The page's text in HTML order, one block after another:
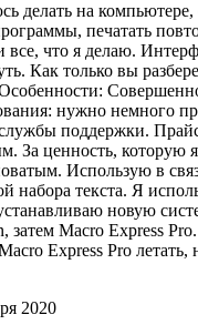
делать на
печатать
все, что я делаю.
Как только вы
нужно немного
поддержки.
За ценность, которую
Использую в
набора текста. Я
новую
затем Macro Express
Express Pro
2020